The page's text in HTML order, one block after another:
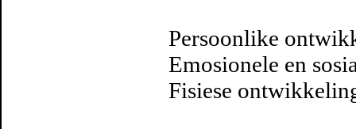
Persoonlike
Emosionele en
Fisiese